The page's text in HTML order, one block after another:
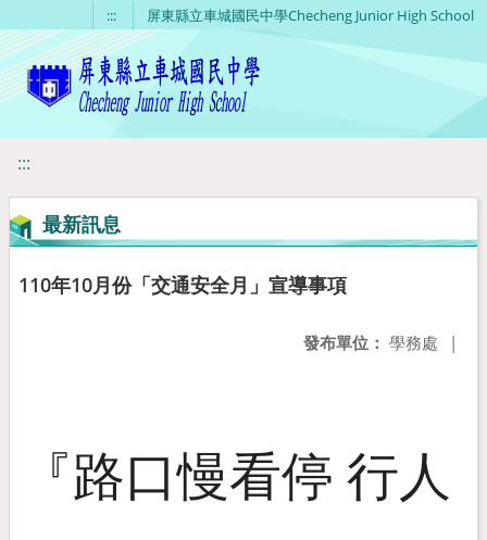
移至網頁之主要內容區位置
::: 屏東縣立車城國民中學Checheng Junior High School
:::
最新訊息
110年10月份「交通安全月」宣導事項
發布單位： 學務處 |
『路口慢看停 行人